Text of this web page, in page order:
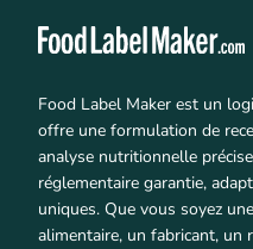
Food Label Maker est un
offre une formulation de
analyse nutritionnelle
réglementaire garantie,
uniques. Que vous soyez
alimentaire, un fabricant, un